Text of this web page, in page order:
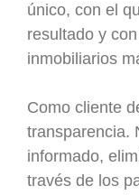
único, con el
resultado y
inmobiliarios
Como cliente
transparencia.
informado,
través de los